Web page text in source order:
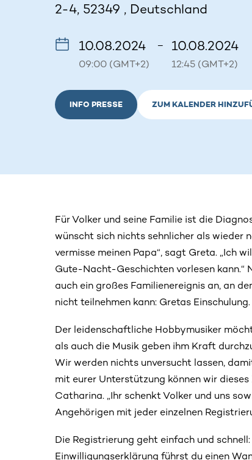
2-4, 52349 , Deutschland
10.08.2024
09:00 (GMT+2)
– 10.08.2024
12:45 (GMT+2)
INFO PRESSE ZUM KALENDER
Für Volker und seine Familie ist die
wünscht sich nichts sehnlicher als wieder
vermisse meinen Papa“, sagt Greta. „Ich
Gute-Nacht-Geschichten vorlesen
auch ein großes Familienereignis an, an
nicht teilnehmen kann: Gretas Einschulung.
Der leidenschaftliche Hobbymusiker
als auch die Musik geben ihm Kraft
Wir werden nichts unversucht lassen,
mit eurer Unterstützung können wir
Catharina. „Ihr schenkt Volker und uns
Angehörigen mit jeder einzelnen
Die Registrierung geht einfach und
Einwilligungserklärung führst du einen